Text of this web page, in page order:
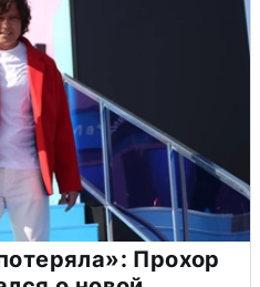
Прохор